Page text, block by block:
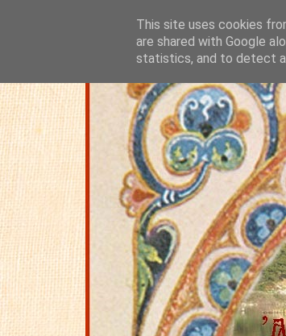
This site uses cookies
are shared with Google
statistics, and to detect